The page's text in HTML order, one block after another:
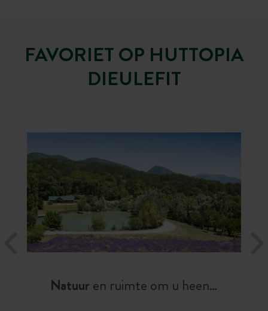
FAVORIET OP HUTTOPIA
DIEULEFIT
Natuur en ruimte om u heen…